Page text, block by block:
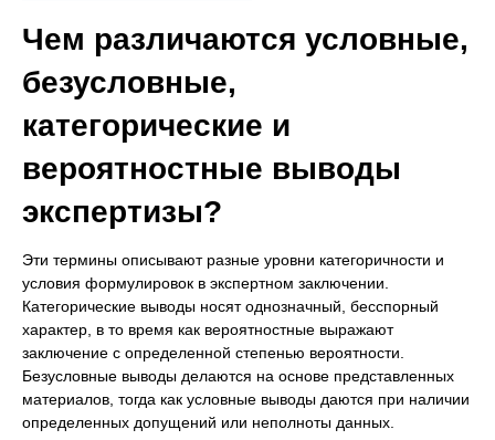
Чем различаются условные,
безусловные,
категорические и
вероятностные выводы
экспертизы?
Эти термины описывают разные уровни категоричности и
условия формулировок в экспертном заключении.
Категорические выводы носят однозначный, бесспорный
характер, в то время как вероятностные выражают
заключение с определенной степенью вероятности.
Безусловные выводы делаются на основе представленных
материалов, тогда как условные выводы даются при наличии
определенных допущений или неполноты данных.